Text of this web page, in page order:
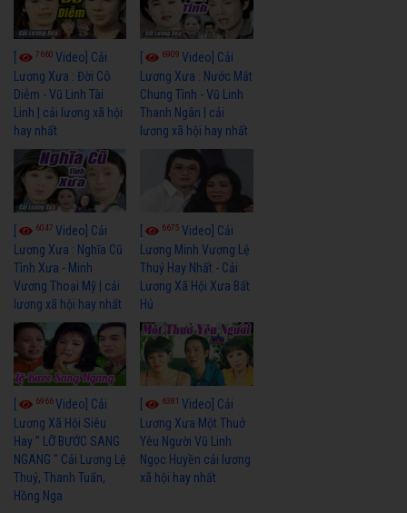
7660 Video] Cải
Lương Xưa : Đời Cô
Diễm - Vũ Linh Tài
Linh | cải lương xã hội
hay nhất
6909Video] Cải
Lương Xưa : Nước Mắt
Chung Tình - Vũ Linh
Thanh Ngân | cải
lương xã hội hay nhất
6047 Video] Cải
Lương Xưa : Nghĩa Cũ
Tình Xưa - Minh
Vương Thoại Mỹ | cải
lương xã hội hay nhất
6675Video] Cải
Lương Minh Vương Lệ
Thuỷ Hay Nhất - Cải
Lương Xã Hội Xưa Bất
Hủ
6966Video] Cải
Lương Xã Hội Siêu
Hay " LỠ BƯỚC SANG
NGANG " Cải Lương Lệ
Thuỷ, Thanh Tuấn,
Hồng Nga
6381Video] Cải
Lương Xưa Một Thuở
Yêu Người Vũ Linh
Ngọc Huyền cải lương
xã hội hay nhất